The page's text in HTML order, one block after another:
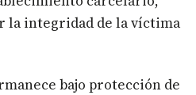
la integridad de la víctima
bajo protección de